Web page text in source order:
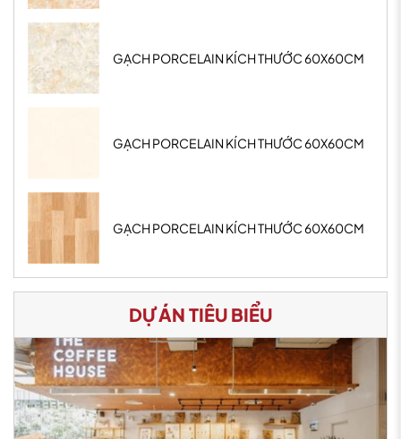
GẠCH PORCELAIN KÍCH THƯỚC 60X60CM
GẠCH PORCELAIN KÍCH THƯỚC 60X60CM
GẠCH PORCELAIN KÍCH THƯỚC 60X60CM
DỰ ÁN TIÊU BIỂU